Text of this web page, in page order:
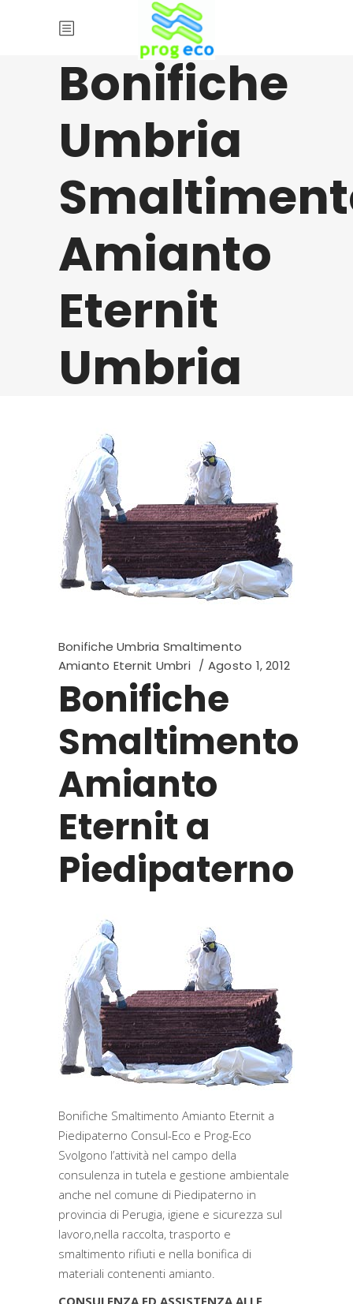
Bonifiche
Umbria
Amianto
Eternit
Umbria
Bonifiche Umbria Smaltimento
Amianto Eternit Umbri
Agosto 1, 2012
Bonifiche
Smaltimento
Amianto
Eternit a
Piedipaterno
Bonifiche Smaltimento Amianto Eternit a
Piedipaterno Consul-Eco e Prog-Eco
Svolgono l’attività nel campo della
consulenza in tutela e gestione ambientale
anche nel comune di Piedipaterno in
provincia di Perugia, igiene e sicurezza sul
lavoro,nella raccolta, trasporto e
smaltimento rifiuti e nella bonifica di
materiali contenenti amianto.
CONSULENZA ED ASSISTENZA ALLE